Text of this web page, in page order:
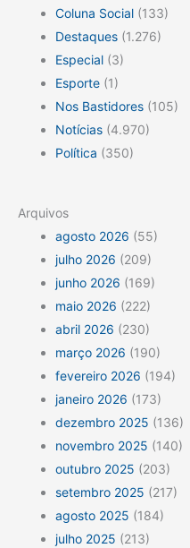
Coluna Social (133)
Destaques (1.276)
Especial (3)
Esporte (1)
Nos Bastidores (105)
Notícias (4.970)
Política (350)
Arquivos
agosto 2026 (55)
julho 2026 (209)
junho 2026 (169)
maio 2026 (222)
abril 2026 (230)
março 2026 (190)
fevereiro 2026 (194)
janeiro 2026 (173)
dezembro 2025 (136)
novembro 2025 (140)
outubro 2025 (203)
setembro 2025 (217)
agosto 2025 (184)
julho 2025 (213)